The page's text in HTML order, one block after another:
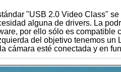
"USB 2.0 Video Class"
alguna de drivers. La
por ello sólo es compatible
del objetivo tenemos un
cámara esté conectada y en